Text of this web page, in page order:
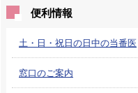
便利情報
土・日・祝日の日中の当番医
窓口のご案内